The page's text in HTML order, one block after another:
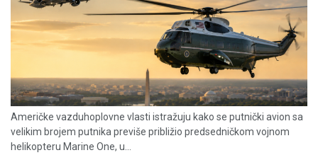
Američke vazduhoplovne vlasti istražuju kako se putnički avion sa
velikim brojem putnika previše približio predsedničkom vojnom
helikopteru Marine One, u...